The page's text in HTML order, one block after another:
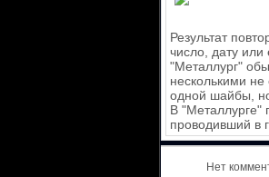
Результат
число, дату
"Металлург"
несколькими
одной шайбы, но
В "Металлурге"
проводивший в
Нет